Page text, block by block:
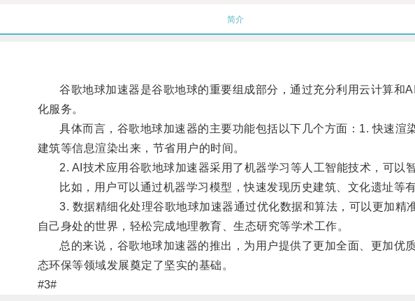
简介
谷歌地球加速器是谷歌地球的重要组成部分，通过充分利用云计算和
化服务。
具体而言，谷歌地球加速器的主要功能包括以下几个方面：1. 快速渲
建筑等信息渲染出来，节省用户的时间。
2. AI技术应用谷歌地球加速器采用了机器学习等人工智能技术，可以
比如，用户可以通过机器学习模型，快速发现历史建筑、文化遗址等有
3. 数据精细化处理谷歌地球加速器通过优化数据和算法，可以更加精
自己身处的世界，轻松完成地理教育、生态研究等学术工作。
总的来说，谷歌地球加速器的推出，为用户提供了更加全面、更加优
态环保等领域发展奠定了坚实的基础。
#3#